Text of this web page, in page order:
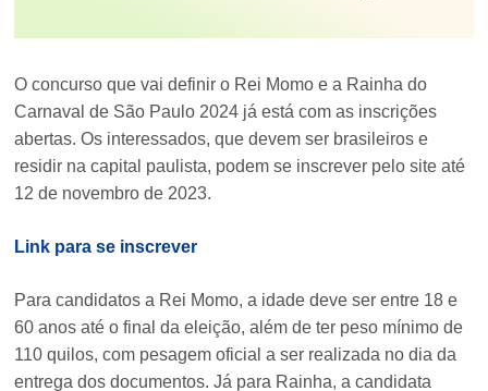
O concurso que vai definir o Rei Momo e a Rainha do
Carnaval de São Paulo 2024 já está com as inscrições
abertas. Os interessados, que devem ser brasileiros e
residir na capital paulista, podem se inscrever pelo site até
12 de novembro de 2023.
Link para se inscrever
Para candidatos a Rei Momo, a idade deve ser entre 18 e
60 anos até o final da eleição, além de ter peso mínimo de
110 quilos, com pesagem oficial a ser realizada no dia da
entrega dos documentos. Já para Rainha, a candidata